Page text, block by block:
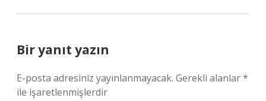
Bir yanıt yazın
E-posta adresiniz yayınlanmayacak. Gerekli alanlar*
ile işaretlenmişlerdir